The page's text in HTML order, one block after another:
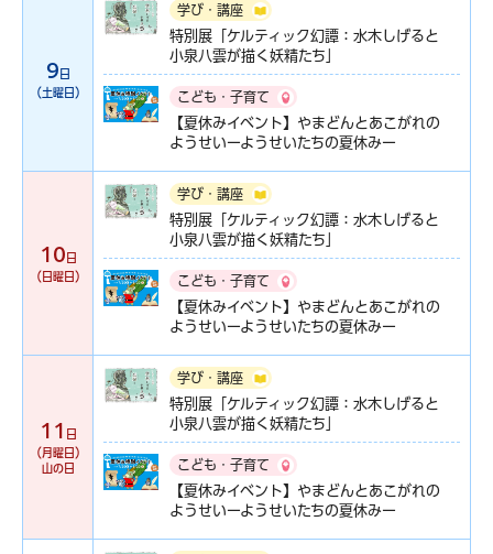
9 日
（土曜日）
学び・講座
特別展「ケルティック幻譚：水木しげると
小泉八雲が描く妖精たち」
こども・子育て
【夏休みイベント】やまどんとあこがれの
ようせいーようせいたちの夏休みー
10 日
（日曜日）
学び・講座
特別展「ケルティック幻譚：水木しげると
小泉八雲が描く妖精たち」
こども・子育て
【夏休みイベント】やまどんとあこがれの
ようせいーようせいたちの夏休みー
11
日
（月曜日）
山の日
学び・講座
特別展「ケルティック幻譚：水木しげると
小泉八雲が描く妖精たち」
こども・子育て
【夏休みイベント】やまどんとあこがれの
ようせいーようせいたちの夏休みー